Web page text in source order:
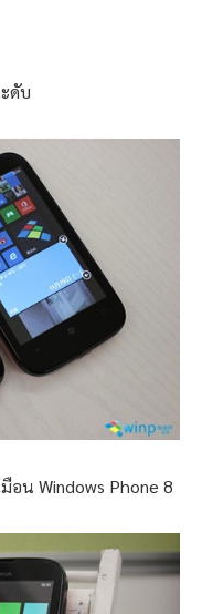
ดับ
อน Windows Phone 8